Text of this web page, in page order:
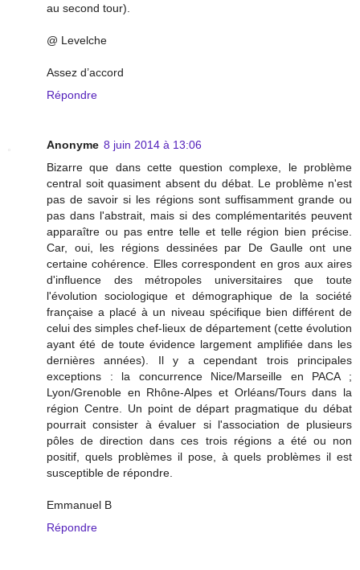
au second tour).
@ Levelche
Assez d’accord
Répondre
Anonyme 8 juin 2014 à 13:06
Bizarre que dans cette question complexe, le problème
central soit quasiment absent du débat. Le problème n'est
pas de savoir si les régions sont suffisamment grande ou
pas dans l'abstrait, mais si des complémentarités peuvent
apparaître ou pas entre telle et telle région bien précise.
Car, oui, les régions dessinées par De Gaulle ont une
certaine cohérence. Elles correspondent en gros aux aires
d'influence des métropoles universitaires que toute
l'évolution sociologique et démographique de la société
française a placé à un niveau spécifique bien différent de
celui des simples chef-lieux de département (cette évolution
ayant été de toute évidence largement amplifiée dans les
dernières années). Il y a cependant trois principales
exceptions : la concurrence Nice/Marseille en PACA ;
Lyon/Grenoble en Rhône-Alpes et Orléans/Tours dans la
région Centre. Un point de départ pragmatique du débat
pourrait consister à évaluer si l'association de plusieurs
pôles de direction dans ces trois régions a été ou non
positif, quels problèmes il pose, à quels problèmes il est
susceptible de répondre.
Emmanuel B
Répondre